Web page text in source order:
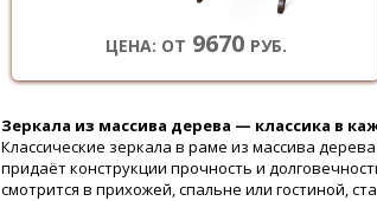
ЦЕНА: ОТ 9670 РУБ.
Зеркала из массива дерева — классика в
Классические зеркала в раме из массива
придаёт конструкции прочность и
смотрится в прихожей, спальне или гостиной,